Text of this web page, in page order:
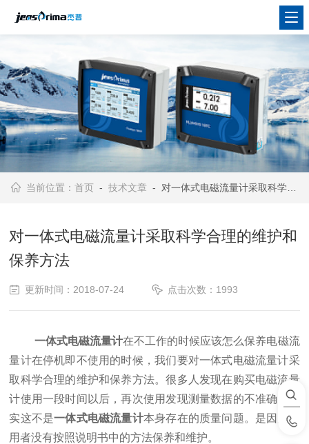
当前位置：首页 -技术文章 - 对一体式电磁流量计采取科学合理的维护和保养方法
对一体式电磁流量计采取科学合理的维护和
保养方法
更新时间：2018-07-24 点击次数：1993
一体式电磁流量计在不工作的时候应该怎么保养电磁流
量计在停机即不使用的时候，我们要对一体式电磁流量计采
取科学合理的维护和保养方法。很多人发现在购买电磁流量
计使用一段时间以后，再次使用发现测量数据的不准确。其
实这不是一体式电磁流量计本身存在的质量问题。是因为使
用者没有按照说明书中的方法保养和维护。